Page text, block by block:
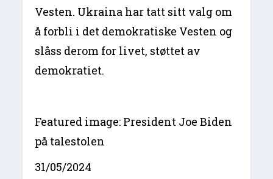
Vesten. Ukraina har tatt sitt valg om
å forbli i det demokratiske Vesten og
slåss derom for livet, støttet av
demokratiet.
Featured image: President Joe Biden
på talestolen
31/05/2024